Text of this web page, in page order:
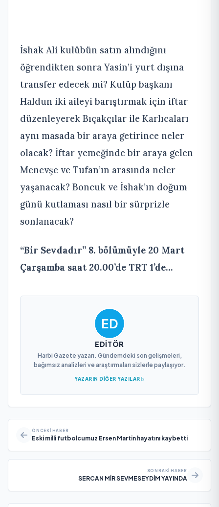
İshak Ali kulübün satın alındığını
öğrendikten sonra Yasin’i yurt dışına
transfer edecek mi? Kulüp başkanı
Haldun iki aileyi barıştırmak için iftar
düzenleyerek Bıçakçılar ile Karlıcaları
aynı masada bir araya getirince neler
olacak? İftar yemeğinde bir araya gelen
Menevşe ve Tufan’ın arasında neler
yaşanacak? Boncuk ve İshak’ın doğum
günü kutlaması nasıl bir sürprizle
sonlanacak?
“Bir Sevdadır” 8. bölümüyle 20 Mart
Çarşamba saat 20.00’de TRT 1’de…
EDITÖR
Harbi Gazete yazarı. Gündemdeki son gelişmeleri,
bağımsız analizleri ve araştırmaları sizlerle paylaşıyor.
YAZARIN DIĞER YAZILARI
ÖNCEKI HABER
Eski milli futbolcumuz Ersen Martin hayatını kaybetti
SONRAKI HABER
SERCAN MİR SEVMESEYDİM YAYINDA